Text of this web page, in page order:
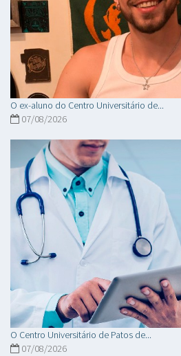
O ex-aluno do Centro Universitário de...
07/08/2026
O Centro Universitário de Patos de...
07/08/2026